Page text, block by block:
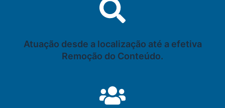
Atuação desde a localização até a efetiva
Remoção do Conteúdo.